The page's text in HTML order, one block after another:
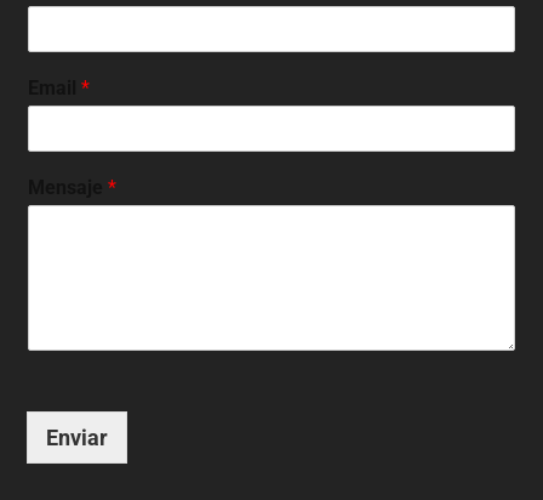
Email*
Mensaje*
Enviar